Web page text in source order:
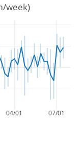
04/01 07/01
week)